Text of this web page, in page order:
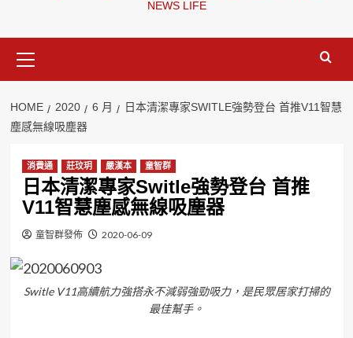
NEWS LIFE
Menu
HOME 2020 6 月
日本清潔專家SWITLE強勢登台 首推V11智慧
塵感無線吸塵器
消費通 莊玟玥 嚴漢本 童智群
日本清潔專家Switle強勢登台 首推
V11智慧塵感無線吸塵器
童智群發佈 2020-06-09
Switle V11高續航力強搭永不減弱強勁吸力，是民眾居家打掃的
最佳幫手。